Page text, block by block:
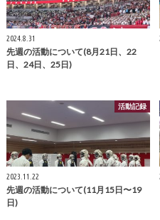
2024.8.31
先週の活動について(8月21日、22
日、24日、25日)
活動記録
2023.11.22
先週の活動について(11月15日〜19
日)